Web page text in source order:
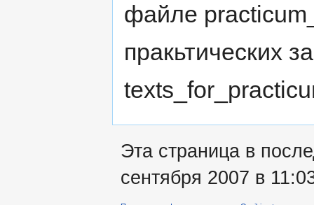
файле
пракьтических
Эта страница в
сентября 2007 в